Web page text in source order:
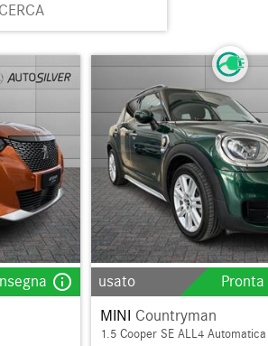
info_outline usato
MINI Countryman
1.5 Cooper SE ALL4 Automatica